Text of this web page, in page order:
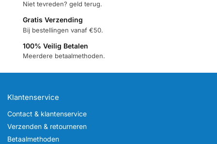
Niet tevreden? geld terug.
Gratis Verzending
Bij bestellingen vanaf €50.
100% Veilig Betalen
Meerdere betaalmethoden.
Klantenservice
Contact & klantenservice
Verzenden & retourneren
Betaalmethoden